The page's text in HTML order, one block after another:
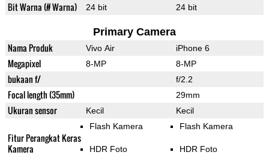
Bit Warna (# Warna) 24 bit 24 bit
Primary Camera
Nama Produk Vivo Air iPhone 6
Megapixel 8-MP 8-MP
bukaan f/ f/2.2
Focal length (35mm) 29mm
Ukuran sensor Kecil Kecil
Fitur Perangkat Keras
Kamera
Flash Kamera
HDR Foto
Flash Kamera
HDR Foto